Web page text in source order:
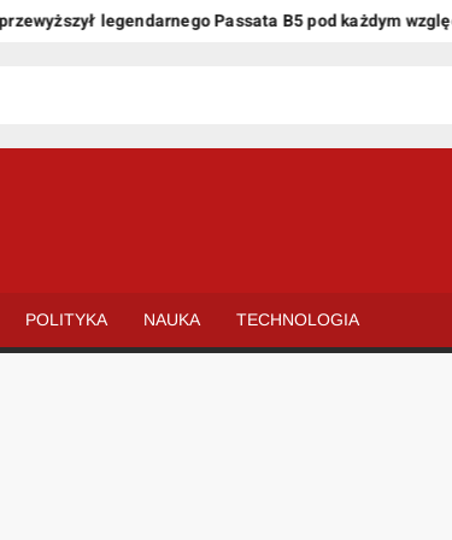
legendarnego Passata B5 pod każdym względem
POLITYKA NAUKA TECHNOLOGIA